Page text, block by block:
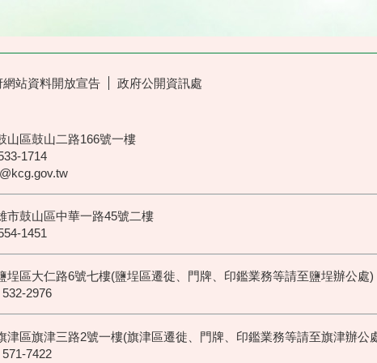
網站資料開放宣告
政府公開資訊處
山區鼓山二路166號一樓
1714
市鼓山區中華一路45號二樓
1451
埕區大仁路6號七樓(鹽埕區遷徙、門牌、印鑑業務等請至鹽埕辦公處)
2976
津區旗津三路2號一樓(旗津區遷徙、門牌、印鑑業務等請至旗津辦公
7422